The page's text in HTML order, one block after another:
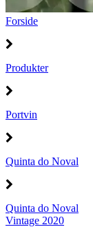
Forside
Produkter
Portvin
Quinta do Noval
Quinta do Noval
Vintage 2020